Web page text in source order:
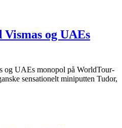
og UAEs
og UAEs monopol på WorldTour-
sensationelt miniputten Tudor,